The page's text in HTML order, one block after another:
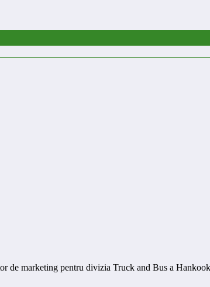
de marketing pentru divizia Truck and Bus a